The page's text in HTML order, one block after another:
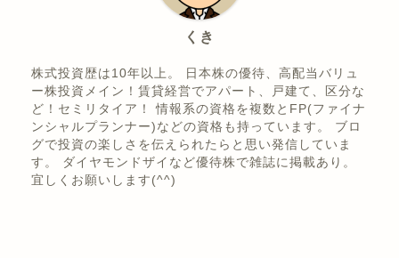
くき
株式投資歴は10年以上。 日本株の優待、高配当バリュ
ー株投資メイン！賃貸経営でアパート、戸建て、区分な
ど！セミリタイア！ 情報系の資格を複数とFP(ファイナ
ンシャルプランナー)などの資格も持っています。 ブロ
グで投資の楽しさを伝えられたらと思い発信していま
す。 ダイヤモンドザイなど優待株で雑誌に掲載あり。
宜しくお願いします(^^)